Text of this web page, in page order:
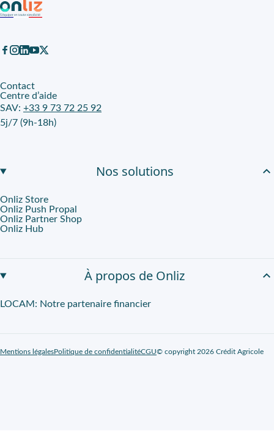
Contact
Centre d’aide
SAV: +33 9 73 72 25 92
5j/7 (9h-18h)
Nos solutions
Onliz Store
Onliz Push Propal
Onliz Partner Shop
Onliz Hub
À propos de Onliz
LOCAM: Notre partenaire financier
Mentions légalesPolitique de confidentialitéCGU© copyright 2026 Crédit Agricole